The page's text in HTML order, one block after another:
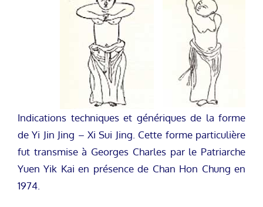
Indications techniques et génériques de la forme
de Yi Jin Jing – Xi Sui Jing. Cette forme particulière
fut transmise à Georges Charles par le Patriarche
Yuen Yik Kai en présence de Chan Hon Chung en
1974.